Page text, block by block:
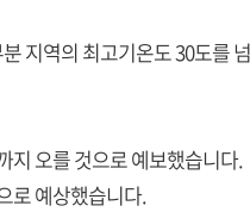
지역의 최고기온도 30도를
지 오를 것으로 예보했습니다.
로 예상했습니다.